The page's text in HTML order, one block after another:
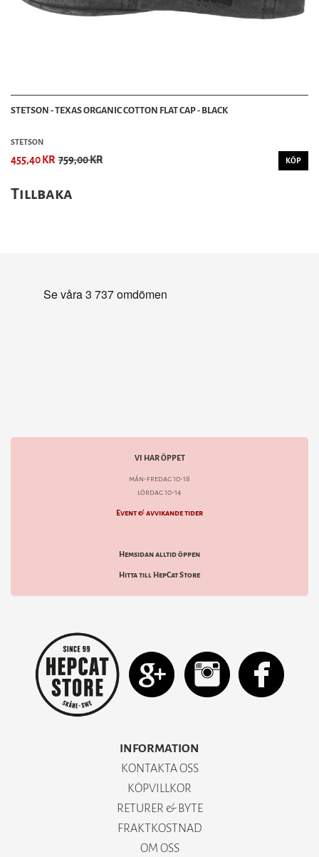
STETSON - TEXAS ORGANIC COTTON FLAT CAP - BLACK
STETSON
455,40 KR 759,00 KR KÖP
Tillbaka
VI HAR ÖPPET
mån-fredag 10-18
lördag 10-14
Event & avvikande tider
Hemsidan alltid öppen
Hitta till HepCat Store
INFORMATION
KONTAKTA OSS
KÖPVILLKOR
RETURER & BYTE
FRAKTKOSTNAD
OM OSS